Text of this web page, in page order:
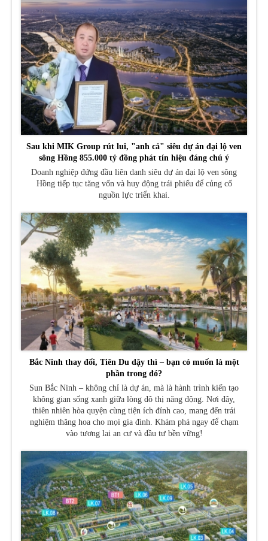
Sau khi MIK Group rút lui, "anh cả" siêu dự án đại lộ ven
sông Hồng 855.000 tỷ đồng phát tín hiệu đáng chú ý
Doanh nghiệp đứng đầu liên danh siêu dự án đại lộ ven sông
Hồng tiếp tục tăng vốn và huy động trái phiếu để củng cố
nguồn lực triển khai.
Bắc Ninh thay đổi, Tiên Du dậy thì – bạn có muốn là một
phần trong đó?
Sun Bắc Ninh – không chỉ là dự án, mà là hành trình kiến tạo
không gian sống xanh giữa lòng đô thị năng động. Nơi đây,
thiên nhiên hòa quyện cùng tiện ích đỉnh cao, mang đến trải
nghiệm thăng hoa cho mọi gia đình. Khám phá ngay để chạm
vào tương lai an cư và đầu tư bền vững!